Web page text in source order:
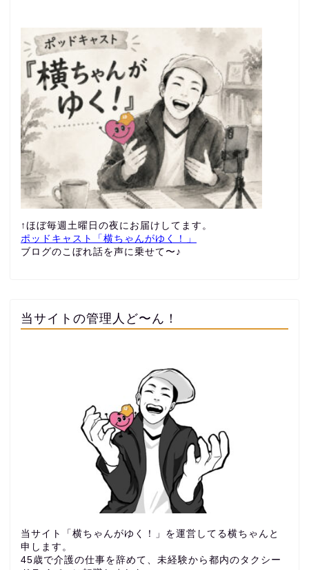
↑ほぼ毎週土曜日の夜にお届けしてます。
ポッドキャスト「横ちゃんがゆく！」
ブログのこぼれ話を声に乗せて〜♪
当サイトの管理人ど〜ん！
当サイト「横ちゃんがゆく！」を運営してる横ちゃんと
申します。
45歳で介護の仕事を辞めて、未経験から都内のタクシー